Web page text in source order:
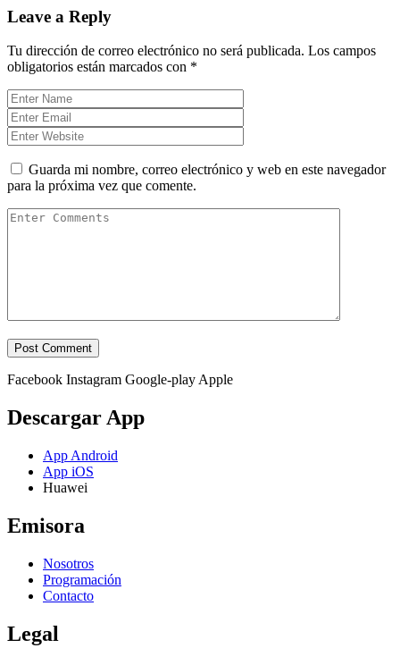
Leave a Reply
Tu dirección de correo electrónico no será publicada. Los campos
obligatorios están marcados con *
Guarda mi nombre, correo electrónico y web en este navegador
para la próxima vez que comente.
Facebook Instagram Google-play Apple
Descargar App
App Android
App iOS
Huawei
Emisora
Nosotros
Programación
Contacto
Legal